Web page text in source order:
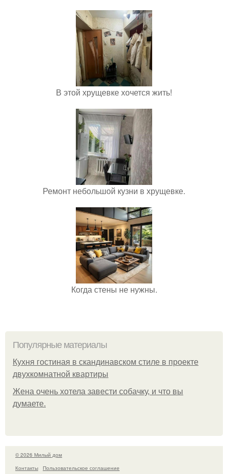
В этой хрущевке хочется жить!
Ремонт небольшой кузни в хрущевке.
Когда стены не нужны.
Популярные материалы
Кухня гостиная в скандинавском стиле в проекте
двухкомнатной квартиры
Жена очень хотела завести собачку, и что вы
думаете.
© 2026 Милый дом
Контакты
Пользовательское соглашение